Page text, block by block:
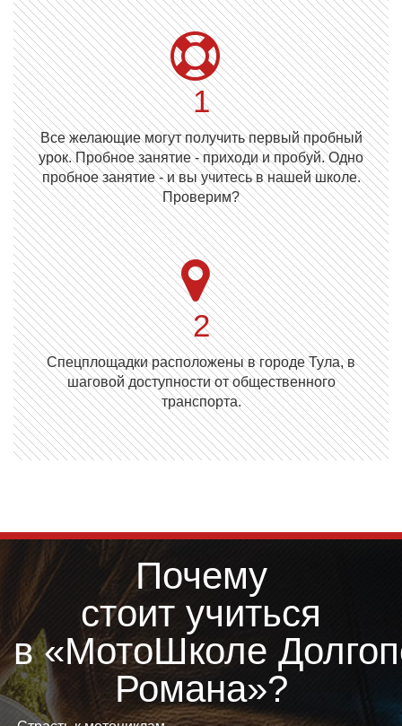
1
Все желающие могут получить первый пробный
урок. Пробное занятие - приходи и пробуй. Одно
пробное занятие - и вы учитесь в нашей школе.
Проверим?
2
Cпецплощадки расположены в городе Тула, в
шаговой доступности от общественного
транспорта.
Почему
стоит учиться
в «МотоШколе
Романа»?